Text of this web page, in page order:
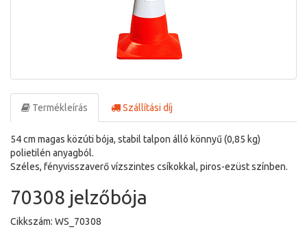
Termékleírás Szállítási díj
54 cm magas közúti bója, stabil talpon álló könnyű (0,85 kg)
polietilén anyagból.
Széles, fényvisszaverő vízszintes csíkokkal, piros-ezüst színben.
70308 jelzőbója
Cikkszám: WS_70308